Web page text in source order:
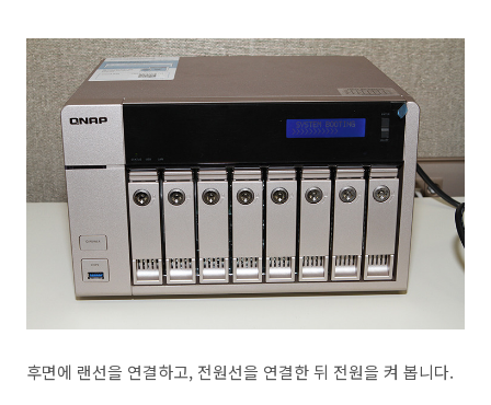
후면에 랜선을 연결하고, 전원선을 연결한 뒤 전원을 켜 봅니다.